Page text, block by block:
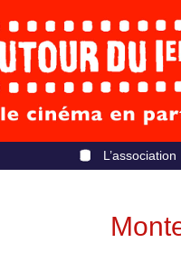
L’association